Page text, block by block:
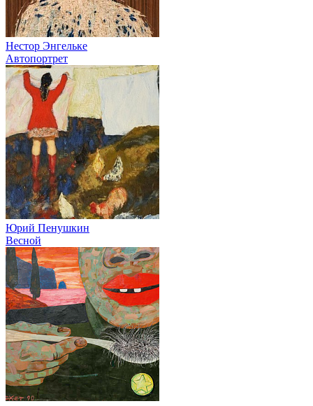
Нестор Энгельке
Автопортрет
Юрий Пенушкин
Весной